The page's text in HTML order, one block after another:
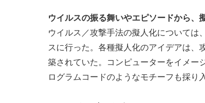
ウイルスの振る舞いやエピソードから、
ウイルス／攻撃手法の擬人化について
スに行った。各種擬人化のアイデアは
築されていた。コンピューターをイメー
ログラムコードのようなモチーフも採り